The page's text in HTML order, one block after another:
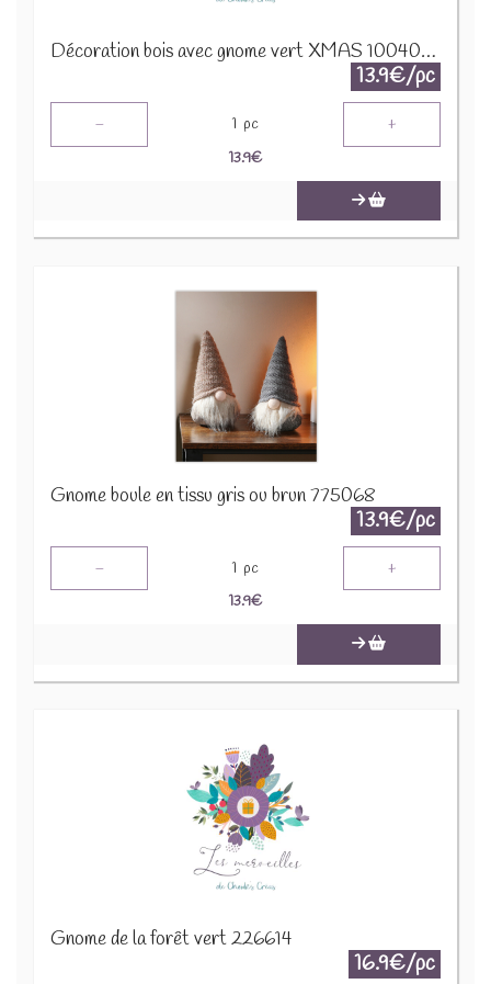
Décoration bois avec gnome vert XMAS 10040566
13.9€/pc
- 1 pc +
13.9€
Gnome boule en tissu gris ou brun 775068
13.9€/pc
- 1 pc +
13.9€
Gnome de la forêt vert 226614
16.9€/pc